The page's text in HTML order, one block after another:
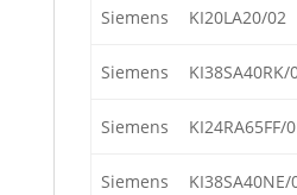
Siemens KI20LA20/02
Siemens KI38SA40RK/
Siemens KI24RA65FF/
Siemens KI38SA40NE/